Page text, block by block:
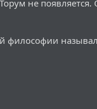
не
философии